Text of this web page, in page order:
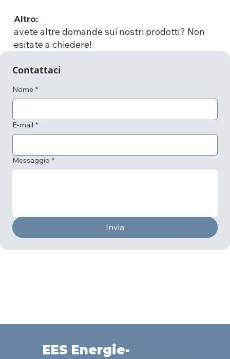
Contattaci
Nome *
E-mail *
Messaggio *
Invia
Altro:
avete altre domande sui nostri prodotti? Non
esitate a chiedere!
EES Energie-